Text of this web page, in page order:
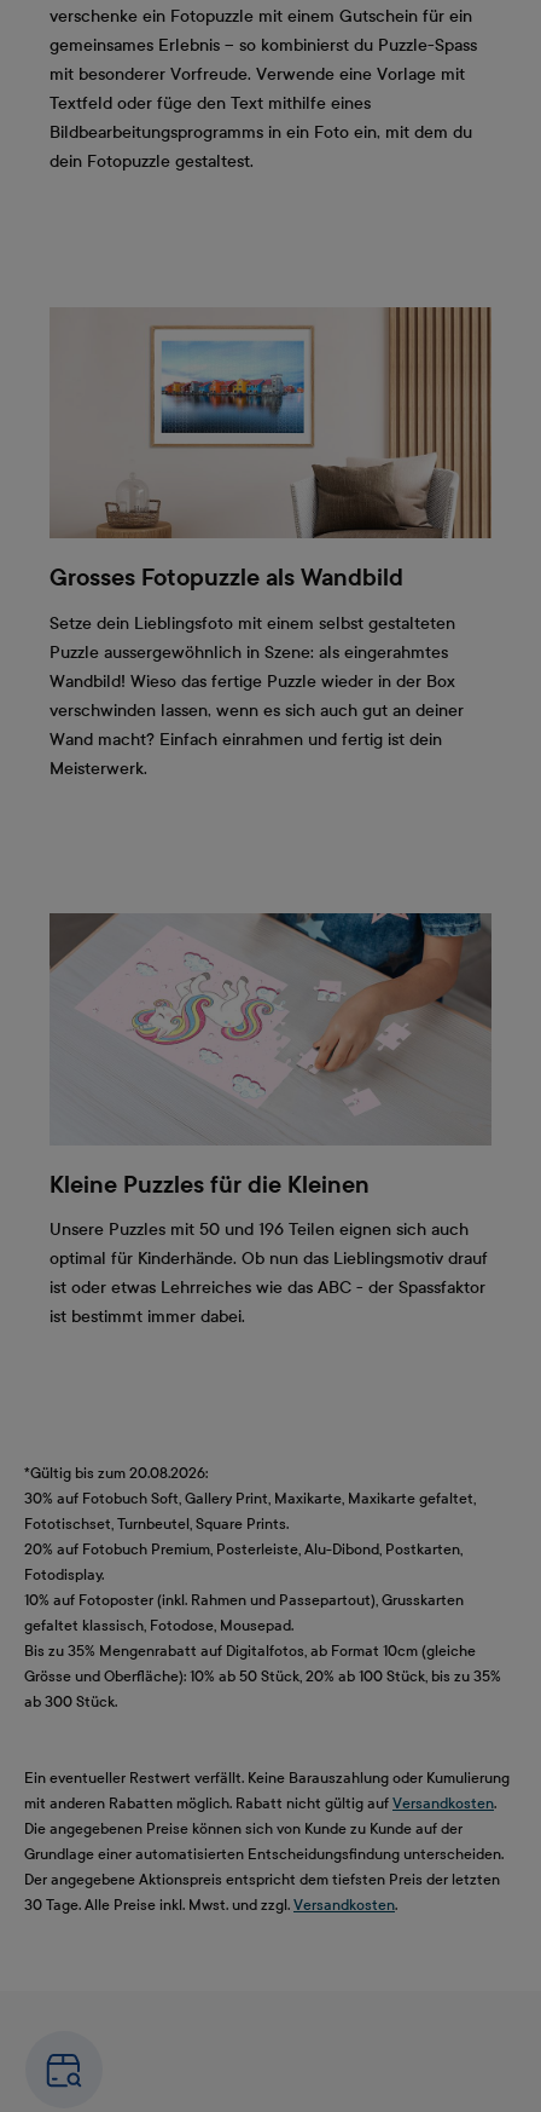
verschenke ein Fotopuzzle mit einem Gutschein für ein
gemeinsames Erlebnis – so kombinierst du Puzzle-Spass
mit besonderer Vorfreude. Verwende eine Vorlage mit
Textfeld oder füge den Text mithilfe eines
Bildbearbeitungsprogramms in ein Foto ein, mit dem du
dein Fotopuzzle gestaltest.
Grosses Fotopuzzle als Wandbild
Setze dein Lieblingsfoto mit einem selbst gestalteten
Puzzle aussergewöhnlich in Szene: als eingerahmtes
Wandbild! Wieso das fertige Puzzle wieder in der Box
verschwinden lassen, wenn es sich auch gut an deiner
Wand macht? Einfach einrahmen und fertig ist dein
Meisterwerk.
Kleine Puzzles für die Kleinen
Unsere Puzzles mit 50 und 196 Teilen eignen sich auch
optimal für Kinderhände. Ob nun das Lieblingsmotiv drauf
ist oder etwas Lehrreiches wie das ABC - der Spassfaktor
ist bestimmt immer dabei.
*Gültig bis zum 20.08.2026:
30% auf Fotobuch Soft, Gallery Print, Maxikarte, Maxikarte gefaltet,
Fototischset, Turnbeutel, Square Prints.
20% auf Fotobuch Premium, Posterleiste, Alu-Dibond, Postkarten,
Fotodisplay.
10% auf Fotoposter (inkl. Rahmen und Passepartout), Grusskarten
gefaltet klassisch, Fotodose, Mousepad.
Bis zu 35% Mengenrabatt auf Digitalfotos, ab Format 10cm (gleiche
Grösse und Oberfläche): 10% ab 50 Stück, 20% ab 100 Stück, bis zu 35%
ab 300 Stück.
Ein eventueller Restwert verfällt. Keine Barauszahlung oder Kumulierung
mit anderen Rabatten möglich. Rabatt nicht gültig auf Versandkosten.
Die angegebenen Preise können sich von Kunde zu Kunde auf der
Grundlage einer automatisierten Entscheidungsfindung unterscheiden.
Der angegebene Aktionspreis entspricht dem tiefsten Preis der letzten
30 Tage. Alle Preise inkl. Mwst. und zzgl. Versandkosten.